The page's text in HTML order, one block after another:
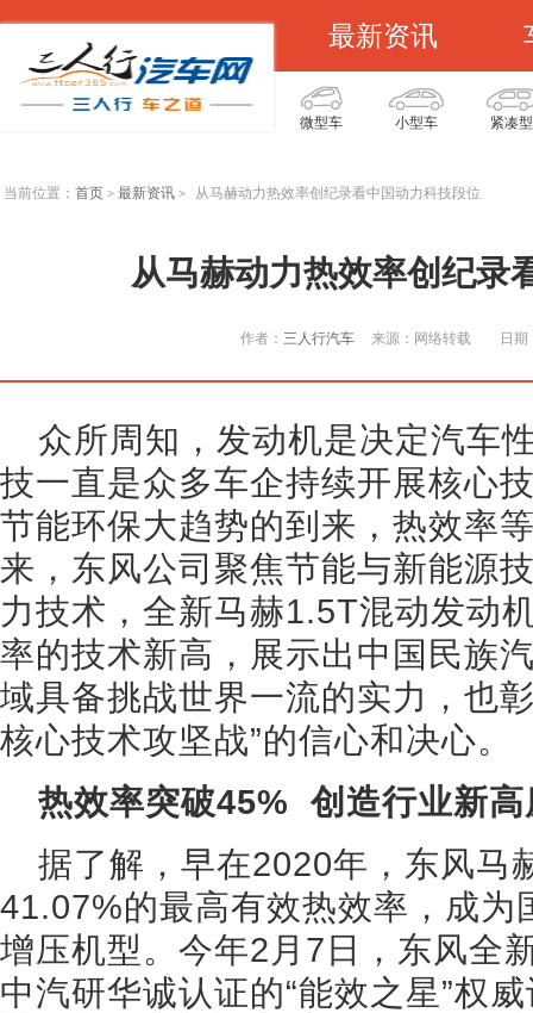
最新资讯
微型车 小型车 紧凑型
当前位置： 首页 > 最新资讯 > 从马赫动力热效率创纪录看中国动力科技段位
从马赫动力热效率创纪录
作者： 三人行汽车 来源：网络转载 日
众所周知，发动机是决定汽车
技一直是众多车企持续开展核心
节能环保大趋势的到来，热效率
来，东风公司聚焦节能与新能源
力技术，全新马赫1.5T混动发动
率的技术新高，展示出中国民族
域具备挑战世界一流的实力，也
核心技术攻坚战”的信心和决心。
热效率突破45% 创造行业新高
据了解，早在2020年，东风马
41.07%的最高有效热效率，成为
增压机型。今年2月7日，东风全
中汽研华诚认证的“能效之星”权